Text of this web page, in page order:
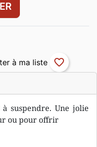
suspendre. Une jolie
ou pour offrir
favorite_border